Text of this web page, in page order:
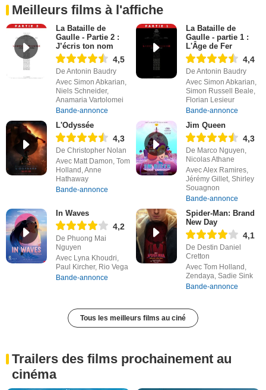
Meilleurs films à l'affiche
La Bataille de
Gaulle - Partie 2 :
J’écris ton nom
4,5
De Antonin Baudry
Avec Simon Abkarian,
Niels Schneider,
Anamaria Vartolomei
Bande-annonce
La Bataille de
Gaulle - partie 1 :
L'Âge de Fer
4,4
De Antonin Baudry
Avec Simon Abkarian,
Simon Russell Beale,
Florian Lesieur
Bande-annonce
L'Odyssée
4,3
De Christopher Nolan
Avec Matt Damon, Tom
Holland, Anne
Hathaway
Bande-annonce
Jim Queen
4,3
De Marco Nguyen,
Nicolas Athane
Avec Alex Ramires,
Jérémy Gillet, Shirley
Souagnon
Bande-annonce
In Waves
4,2
De Phuong Mai
Nguyen
Avec Lyna Khoudri,
Paul Kircher, Rio Vega
Bande-annonce
Spider-Man: Brand
New Day
4,1
De Destin Daniel
Cretton
Avec Tom Holland,
Zendaya, Sadie Sink
Bande-annonce
Tous les meilleurs films au ciné
Trailers des films prochainement au
cinéma